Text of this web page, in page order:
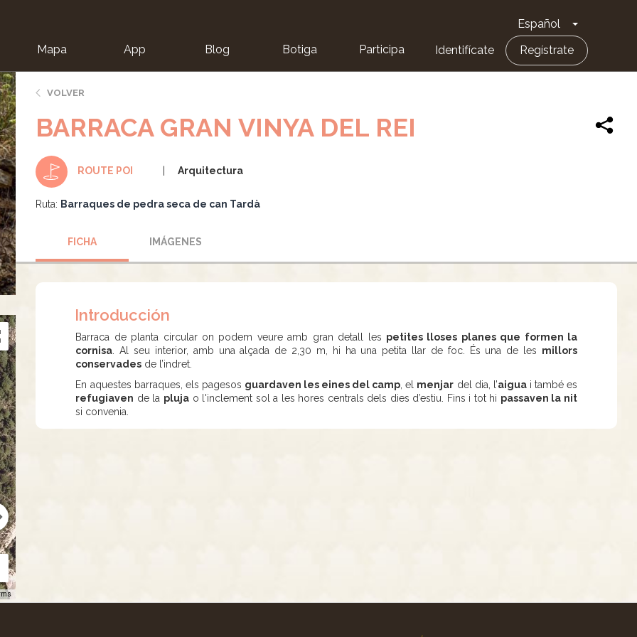
Español Toggle
Mapa App Blog Botiga Participa Identifícate Regístrate
VOLVER
BARRACA GRAN VINYA DEL REI
ROUTE POI Arquitectura
Ruta: Barraques de pedra seca de can Tardà
FICHA IMÁGENES
Introducción
Barraca de planta circular on podem veure amb gran detall les petites lloses planes que formen la
cornisa . Al seu interior, amb una alçada de 2,30 m, hi ha una petita llar de foc. És una de les millors
conservades de l’indret.
En aquestes barraques, els pagesos guardaven les eines del camp , el menjar del dia, l’aiguai també es
refugiaven de la pluja o l'inclement sol a les hores centrals dels dies d’estiu. Fins i tot hi passaven la nit
si convenia.